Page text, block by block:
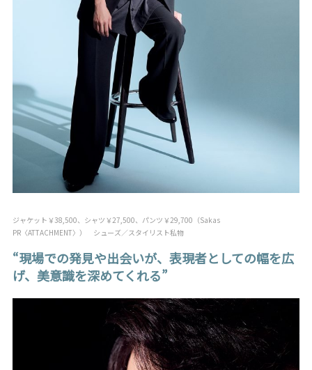
ジャケット￥38,500、シャツ￥27,500、パンツ￥29,700（Sakas
PR〈ATTACHMENT〉） シューズ／スタイリスト私物
“現場での発見や出会いが、表現者としての幅を広
げ、美意識を深めてくれる”